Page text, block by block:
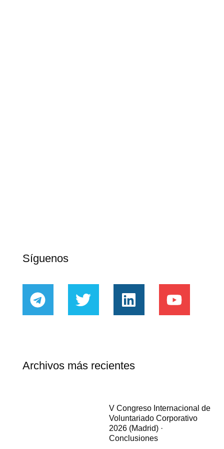
Síguenos
Archivos más recientes
V Congreso Internacional de
Voluntariado Corporativo
2026 (Madrid) ·
Conclusiones